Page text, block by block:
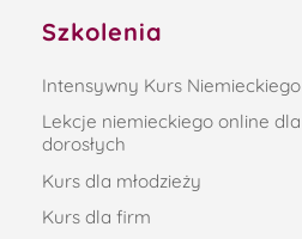
Szkolenia
Intensywny Kurs Niemieckiego
Lekcje niemieckiego online dla
dorosłych
Kurs dla młodzieży
Kurs dla firm